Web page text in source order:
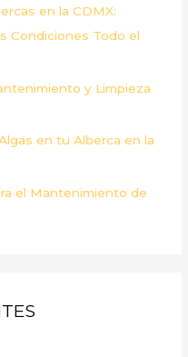
en la CDMX:
Condiciones Todo el
y Limpieza
en tu Alberca en la
el Mantenimiento de